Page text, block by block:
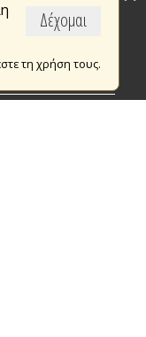
Δέχομαι
τη χρήση τους.